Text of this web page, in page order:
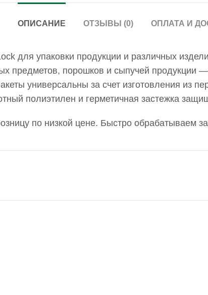
ОПИСАНИЕ ОТЗЫВЫ (0) ОПЛАТА И
для упаковки продукции и различных
предметов, порошков и сыпучей продукции
универсальны за счет изготовления из
полиэтилен и герметичная застежка
по низкой цене. Быстро обрабатываем